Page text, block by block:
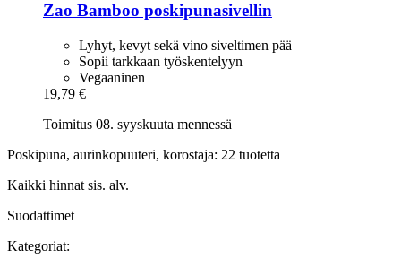
Zao Bamboo poskipunasivellin
Lyhyt, kevyt sekä vino siveltimen pää
Sopii tarkkaan työskentelyyn
Vegaaninen
19,79 €
Toimitus 08. syyskuuta mennessä
Poskipuna, aurinkopuuteri, korostaja: 22 tuotetta
Kaikki hinnat sis. alv.
Suodattimet
Kategoriat: